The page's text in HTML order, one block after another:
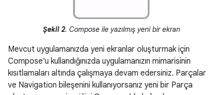
Şekil 2. Compose ile yazılmış yeni bir ekran
Mevcut uygulamanızda yeni ekranlar oluşturmak için
Compose'u kullandığınızda uygulamanızın mimarisinin
kısıtlamaları altında çalışmaya devam edersiniz. Parçalar
ve Navigation bileşenini kullanıyorsanız yeni bir Parça